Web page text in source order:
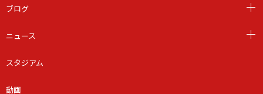
ブログ
ニュース
スタジアム
動画